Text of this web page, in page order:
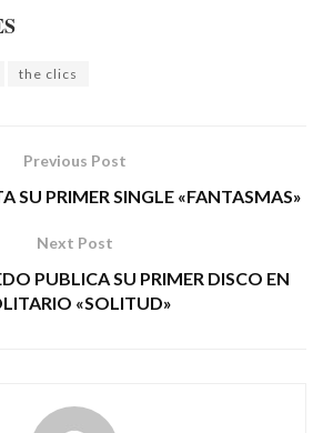
the clics
Previous Post
SU PRIMER SINGLE «FANTASMAS»
Next Post
PUBLICA SU PRIMER DISCO EN
«SOLITUD»